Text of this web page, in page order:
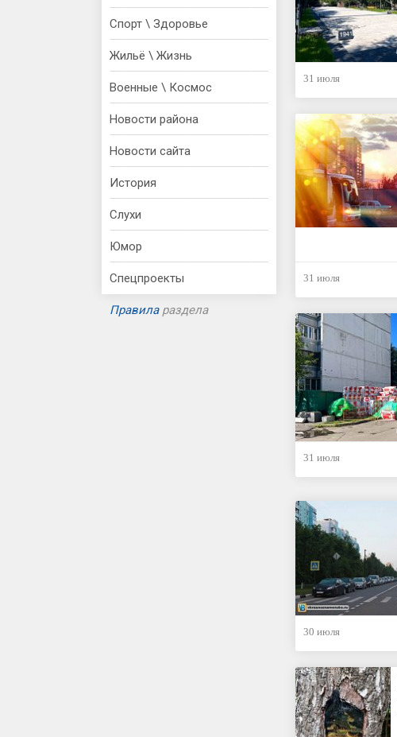
31 июля
31 июля
31 июля
30 июля
Спорт \ Здоровье
Жильё \ Жизнь
Военные \ Космос
Новости района
Новости сайта
История
Слухи
Юмор
Спецпроекты
Правилараздела